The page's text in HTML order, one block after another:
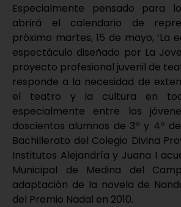
Especialmente pensado para
abrirá el calendario de
próximo martes, 15 de mayo, ‘La
espectáculo diseñado por La
proyecto profesional juvenil de
responde a la necesidad de
el teatro y la cultura en
especialmente entre los
doscientos alumnos de 3º y 4º de
Bachillerato del Colegio Divina
Institutos Alejandría y Juana I
Municipal de Medina del
adaptación de la novela de
del Premio Nadal en 2010.